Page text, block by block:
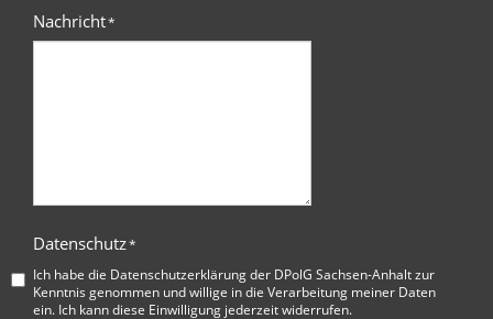
Nachricht*
Datenschutz*
Ich habe die Datenschutzerklärung der DPolG Sachsen-Anhaltzur
Kenntnis genommen und willige in die Verarbeitung meiner Daten
ein. Ich kann diese Einwilligung jederzeit widerrufen.